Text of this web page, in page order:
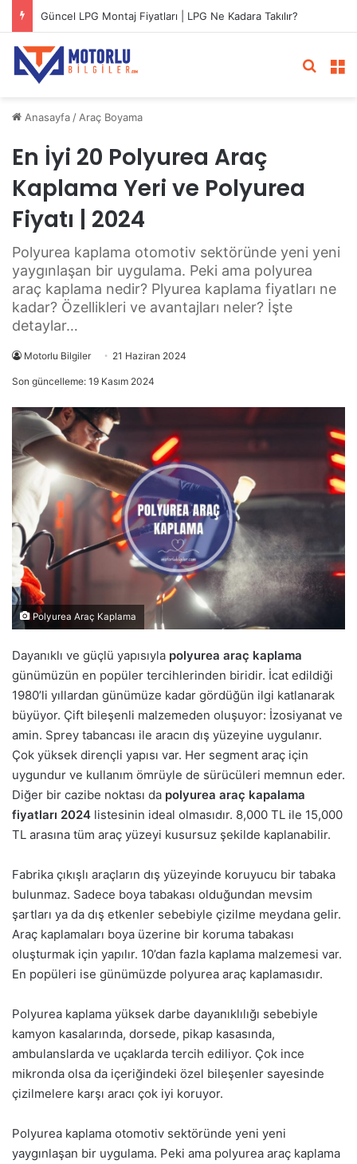
Güncel LPG Montaj Fiyatları | LPG Ne Kadara Takılır?
Anasayfa / Araç Boyama
En İyi 20 Polyurea Araç
Kaplama Yeri ve Polyurea
Fiyatı | 2024
Polyurea kaplama otomotiv sektöründe yeni yeni
yaygınlaşan bir uygulama. Peki ama polyurea
araç kaplama nedir? Plyurea kaplama fiyatları ne
kadar? Özellikleri ve avantajları neler? İşte
detaylar…
Motorlu Bilgiler 21 Haziran 2024
Son güncelleme: 19 Kasım 2024
Polyurea Araç Kaplama
Dayanıklı ve güçlü yapısıyla polyurea araç kaplama
günümüzün en popüler tercihlerinden biridir. İcat edildiği
1980’li yıllardan günümüze kadar gördüğün ilgi katlanarak
büyüyor. Çift bileşenli malzemeden oluşuyor: İzosiyanat ve
amin. Sprey tabancası ile aracın dış yüzeyine uygulanır.
Çok yüksek dirençli yapısı var. Her segment araç için
uygundur ve kullanım ömrüyle de sürücüleri memnun eder.
Diğer bir cazibe noktası da polyurea araç kapalama
fiyatları 2024 listesinin ideal olmasıdır. 8,000 TL ile 15,000
TL arasına tüm araç yüzeyi kusursuz şekilde kaplanabilir.
Fabrika çıkışlı araçların dış yüzeyinde koruyucu bir tabaka
bulunmaz. Sadece boya tabakası olduğundan mevsim
şartları ya da dış etkenler sebebiyle çizilme meydana gelir.
Araç kaplamaları boya üzerine bir koruma tabakası
oluşturmak için yapılır. 10’dan fazla kaplama malzemesi var.
En popüleri ise günümüzde polyurea araç kaplamasıdır.
Polyurea kaplama yüksek darbe dayanıklılığı sebebiyle
kamyon kasalarında, dorsede, pikap kasasında,
ambulanslarda ve uçaklarda tercih ediliyor. Çok ince
mikronda olsa da içeriğindeki özel bileşenler sayesinde
çizilmelere karşı aracı çok iyi koruyor.
Polyurea kaplama otomotiv sektöründe yeni yeni
yaygınlaşan bir uygulama. Peki ama polyurea araç kaplama